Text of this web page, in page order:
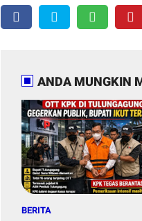
ANDA MUNGKIN
BERITA